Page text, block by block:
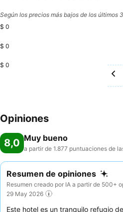
Según los precios más bajos de los últimos
$ 0
$ 0
$ 0
Opiniones
8,0 Muy bueno
a partir de 1.877 puntuaciones de
Resumen de opiniones
Resumen creado por IA a partir de 500+
29 May 2026
Este hotel es un tranquilo refugio